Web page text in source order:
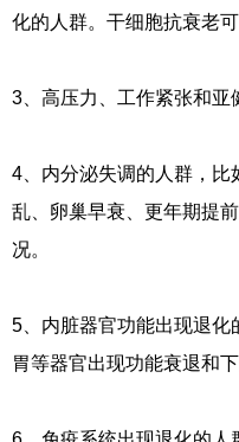
化的人群。干细胞抗衰老
3、高压力、工作紧张和亚
4、内分泌失调的人群，比
乱、卵巢早衰、更年期提
况。
5、内脏器官功能出现退化
胃等器官出现功能衰退和下